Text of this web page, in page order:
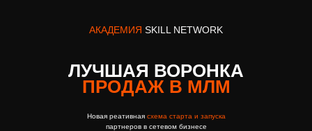
ЛУЧШАЯ ВОРОНКА
ПРОДАЖ В МЛМ
АКАДЕМИЯ SKILL NETWORK
Новая реативнаясхема старта и запуска
партнеров в сетевом бизнесе